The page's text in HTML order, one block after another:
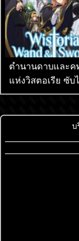
ตำนานดาบและค
แห่งวิสตอเรีย ซับ
บ